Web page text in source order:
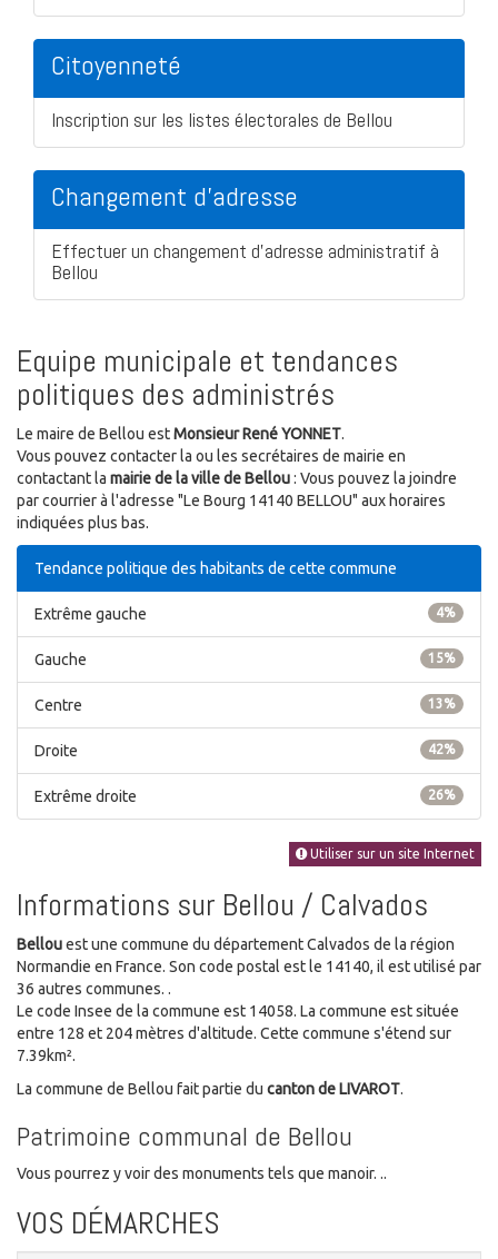
Citoyenneté
Inscription sur les listes électorales de Bellou
Changement d'adresse
Effectuer un changement d'adresse administratif à
Bellou
Equipe municipale et tendances
politiques des administrés
Le maire de Bellou estMonsieur René YONNET.
Vous pouvez contacter la ou les secrétaires de mairie en
contactant la mairie de la ville de Bellou: Vous pouvez la joindre
par courrier à l'adresse "Le Bourg 14140 BELLOU" aux horaires
indiquées plus bas.
Tendance politique des habitants de cette commune
4%
Extrême gauche
15%
Gauche
13%
Centre
42%
Droite
26%
Extrême droite
Utiliser sur un site Internet
Informations sur Bellou / Calvados
Bellouest une commune du département Calvados de la région
Normandie en France. Son code postal est le 14140, il est utilisé par
36 autres communes. .
Le code Insee de la commune est 14058. La commune est située
entre 128 et 204 mètres d'altitude. Cette commune s'étend sur
7.39km².
La commune de Bellou fait partie du canton de LIVAROT.
Patrimoine communal de Bellou
Vous pourrez y voir des monuments tels que manoir. ..
VOS DÉMARCHES